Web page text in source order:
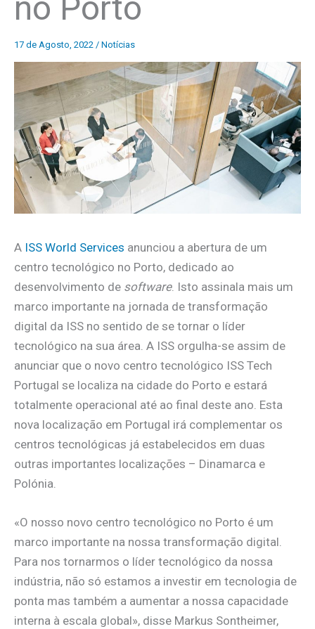
17 de Agosto, 2022 / Notícias
A ISS World Services anunciou a abertura de um
centro tecnológico no Porto, dedicado ao
desenvolvimento de software. Isto assinala mais um
marco importante na jornada de transformação
digital da ISS no sentido de se tornar o líder
tecnológico na sua área. A ISS orgulha-se assim de
anunciar que o novo centro tecnológico ISS Tech
Portugal se localiza na cidade do Porto e estará
totalmente operacional até ao final deste ano. Esta
nova localização em Portugal irá complementar os
centros tecnológicas já estabelecidos em duas
outras importantes localizações – Dinamarca e
Polónia.
«O nosso novo centro tecnológico no Porto é um
marco importante na nossa transformação digital.
Para nos tornarmos o líder tecnológico da nossa
indústria, não só estamos a investir em tecnologia de
ponta mas também a aumentar a nossa capacidade
interna à escala global», disse Markus Sontheimer,